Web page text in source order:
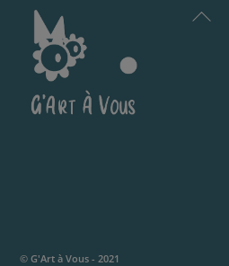
Back
© G'Art à Vous - 2021